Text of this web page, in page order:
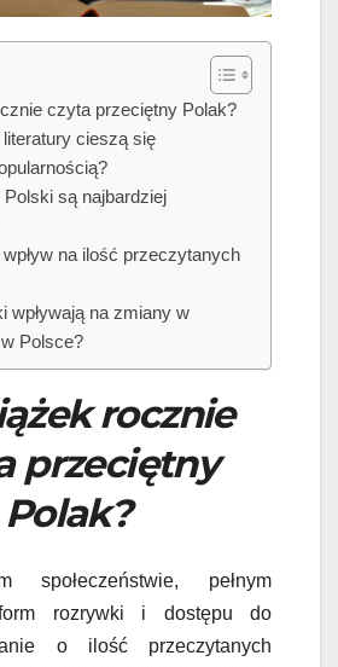
czyta przeciętny Polak?
cieszą się
Polski są najbardziej
na ilość przeczytanych
wpływają na zmiany w
Polsce?
rocznie
przeciętny
Polak?
społeczeństwie, pełnym
form rozrywki i dostępu do
o ilość przeczytanych